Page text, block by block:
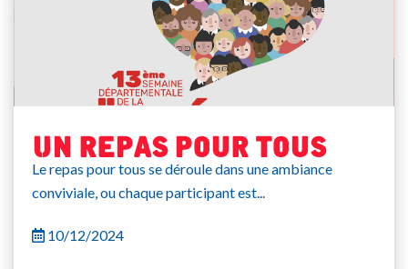
Un repas pour tous
Le repas pour tous se déroule dans une ambiance
conviviale, ou chaque participant est...
10/12/2024